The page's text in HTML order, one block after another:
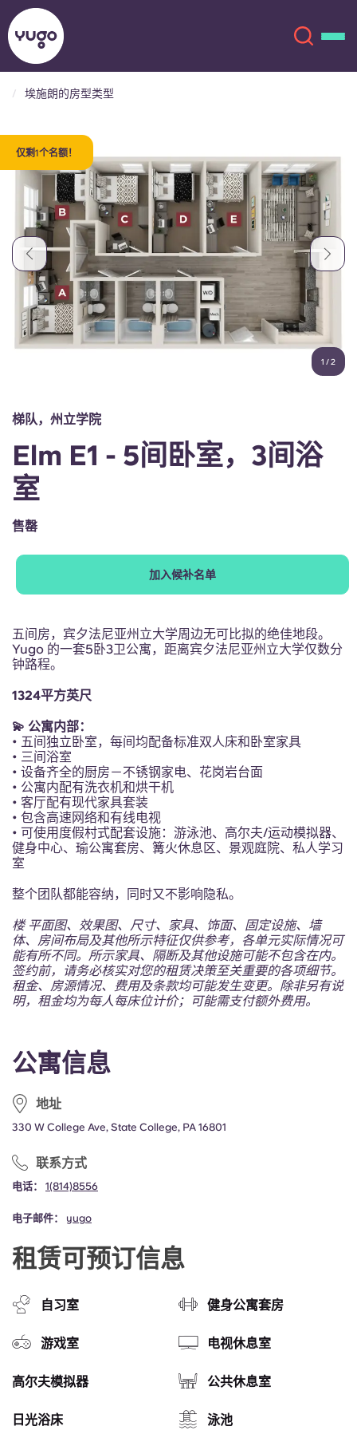
地点
更多
账户 语言
Chinese
Italian
登录
English (US)
Chinese Español
Català Deutsch
Italian French
Portuguese
埃施朗的房型类型
仅剩1个名额！
1 /2
公寓信息
地址
330 W College Ave, State College, PA 16801
联系方式
电话： 1(814)8556
电子邮件： yugo
租赁可预订信息
自习室 健身公寓套房
游戏室 电视休息室
高尔夫模拟器 公共休息室
日光浴床 泳池
梯队，州立学院
Elm E1 - 5间卧室，3间浴
室
售罄
加入候补名单
五间房，宾夕法尼亚州立大学周边无可比拟的绝佳地段。
Yugo 的一套5卧3卫公寓，距离宾夕法尼亚州立大学仅数分
钟路程。
1324平方英尺
💫 公寓内部：
• 五间独立卧室，每间均配备标准双人床和卧室家具
• 三间浴室
• 设备齐全的厨房－不锈钢家电、花岗岩台面
• 公寓内配有洗衣机和烘干机
• 客厅配有现代家具套装
• 包含高速网络和有线电视
• 可使用度假村式配套设施：游泳池、高尔夫/运动模拟器、
健身中心、瑜公寓套房、篝火休息区、景观庭院、私人学习
室
整个团队都能容纳，同时又不影响隐私。
楼 平面图、效果图、尺寸、家具、饰面、固定设施、墙
体、房间布局及其他所示特征仅供参考，各单元实际情况可
能有所不同。所示家具、隔断及其他设施可能不包含在内。
签约前，请务必核实对您的租赁决策至关重要的各项细节。
租金、房源情况、费用及条款均可能发生变更。除非另有说
明，租金均为每人每床位计价；可能需支付额外费用。